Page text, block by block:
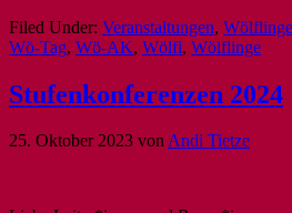
Filed Under: Veranstaltungen, Wölflinge
Wö-Tag, Wö-AK, Wölfi, Wölflinge
Stufenkonferenzen 2024
25. Oktober 2023 vonAndi Tietze